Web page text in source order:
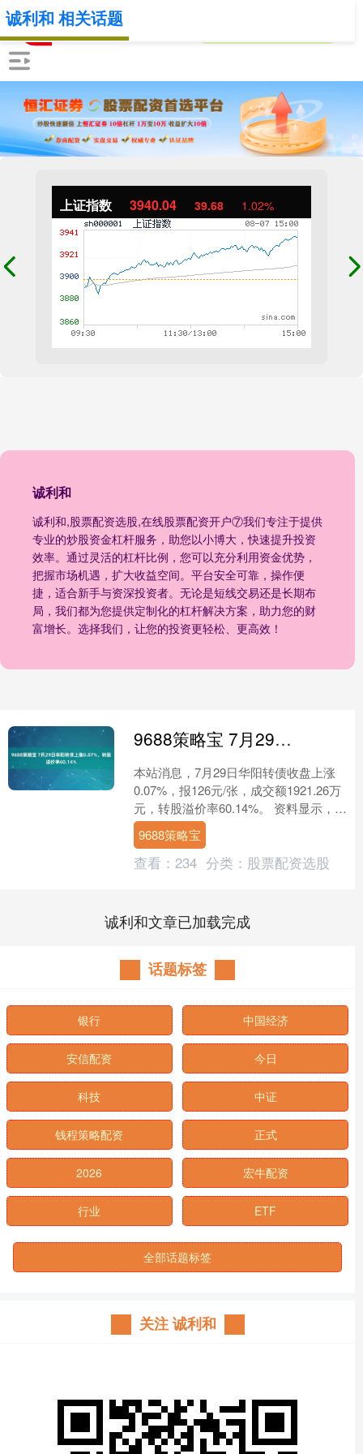
上证指数 3940.04 39.68 1.02%
诚利和
诚利和,股票配资选股,在线股票配资开户⑦我们专注于提供
专业的炒股资金杠杆服务，助您以小博大，快速提升投资
效率。通过灵活的杠杆比例，您可以充分利用资金优势，
把握市场机遇，扩大收益空间。平台安全可靠，操作便
捷，适合新手与资深投资者。无论是短线交易还是长期布
局，我们都为您提供定制化的杠杆解决方案，助力您的财
富增长。选择我们，让您的投资更轻松、更高效！
诚利和 相关话题
9688策略宝 7月29日华阳转债上涨0.07%，转股溢价率60.14%
本站消息，7月29日华阳转债收盘上涨
0.07%，报126元/张，成交额1921.26万
元，转股溢价率60.14%。 资料显示，华
阳转债信用级别为“AA-”，债券....
9688策略宝
查看： 234 分类： 股票配资选股
诚利和文章已加载完成
话题标签
银行 中国经济
安信配资 今日
科技 中证
钱程策略配资 正式
2026 宏牛配资
行业 ETF
全部话题标签
关注 诚利和